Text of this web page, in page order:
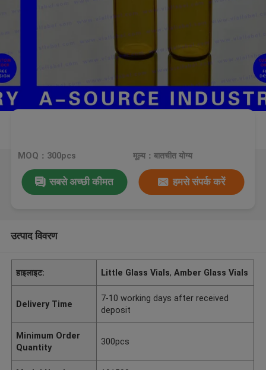
MOQ：300pcs मूल्य：बातचीत योग्य
सबसे अच्छी कीमत हमसे संपर्क करें
उत्पाद विवरण
हाइलाइट: Little Glass Vials,Amber Glass Vials
Delivery Time
7-10 working days after received
deposit
Minimum Order
Quantity
300pcs